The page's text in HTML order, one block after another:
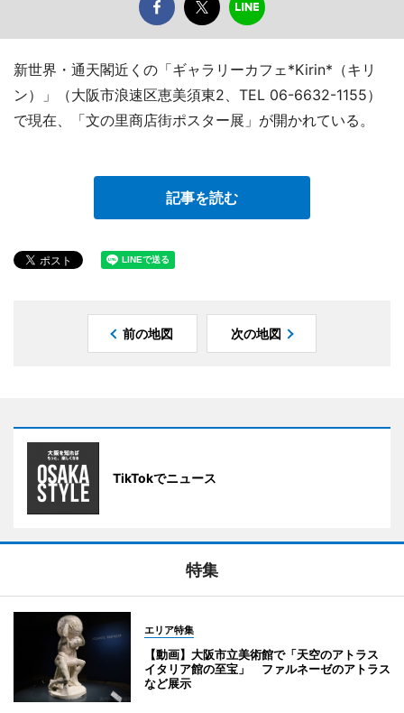
新世界・通天閣近くの「ギャラリーカフェ*Kirin*（キリ
ン）」（大阪市浪速区恵美須東2、TEL 06-6632-1155）
で現在、「文の里商店街ポスター展」が開かれている。
記事を読む
前の地図 次の地図
TikTokでニュース
特集
エリア特集
【動画】大阪市立美術館で「天空のアトラス
イタリア館の至宝」 ファルネーゼのアトラス
など展示